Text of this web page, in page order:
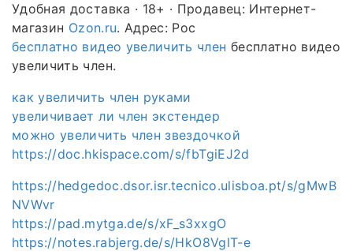
Удобная доставка · 18+ · Продавец: Интернет-
магазин Ozon.ru. Адрес: Рос
бесплатно видео увеличить член бесплатно видео
увеличить член.
как увеличить член руками
увеличивает ли член экстендер
можно увеличить член звездочкой
https://doc.hkispace.com/s/fbTgiEJ2d
https://hedgedoc.dsor.isr.tecnico.ulisboa.pt/s/gMwB
NVWvr
https://pad.mytga.de/s/xF_s3xxgO
https://notes.rabjerg.de/s/HkO8VglT-e